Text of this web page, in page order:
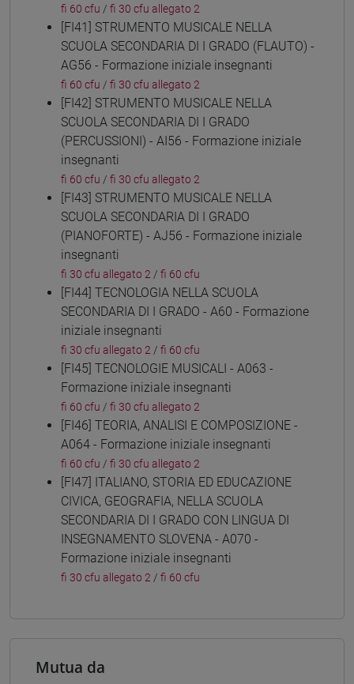
fi 60 cfu / fi 30 cfu allegato 2
[FI41] STRUMENTO MUSICALE NELLA
SCUOLA SECONDARIA DI I GRADO (FLAUTO) -
AG56 - Formazione iniziale insegnanti
fi 60 cfu / fi 30 cfu allegato 2
[FI42] STRUMENTO MUSICALE NELLA
SCUOLA SECONDARIA DI I GRADO
(PERCUSSIONI) - AI56 - Formazione iniziale
insegnanti
fi 60 cfu / fi 30 cfu allegato 2
[FI43] STRUMENTO MUSICALE NELLA
SCUOLA SECONDARIA DI I GRADO
(PIANOFORTE) - AJ56 - Formazione iniziale
insegnanti
fi 30 cfu allegato 2 / fi 60 cfu
[FI44] TECNOLOGIA NELLA SCUOLA
SECONDARIA DI I GRADO - A60 - Formazione
iniziale insegnanti
fi 30 cfu allegato 2 / fi 60 cfu
[FI45] TECNOLOGIE MUSICALI - A063 -
Formazione iniziale insegnanti
fi 60 cfu / fi 30 cfu allegato 2
[FI46] TEORIA, ANALISI E COMPOSIZIONE -
A064 - Formazione iniziale insegnanti
fi 60 cfu / fi 30 cfu allegato 2
[FI47] ITALIANO, STORIA ED EDUCAZIONE
CIVICA, GEOGRAFIA, NELLA SCUOLA
SECONDARIA DI I GRADO CON LINGUA DI
INSEGNAMENTO SLOVENA - A070 -
Formazione iniziale insegnanti
fi 30 cfu allegato 2 / fi 60 cfu
Mutua da